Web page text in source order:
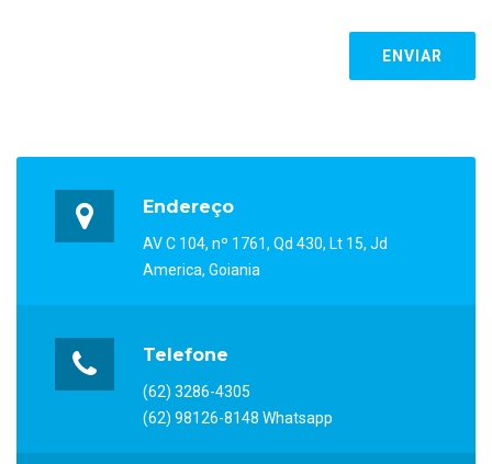
ENVIAR
Endereço
AV C 104, nº 1761, Qd 430, Lt 15, Jd
America, Goiania
Telefone
(62) 3286-4305
(62) 98126-8148 Whatsapp